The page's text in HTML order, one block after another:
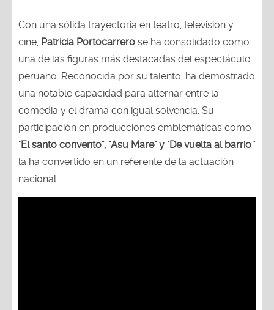
Con una sólida trayectoria en teatro, televisión y
cine, Patricia Portocarrero se ha consolidado como
una de las figuras más destacadas del espectáculo
peruano. Reconocida por su talento, ha demostrado
una notable capacidad para alternar entre la
comedia y el drama con igual solvencia. Su
participación en producciones emblemáticas como
"El santo convento", "Asu Mare" y "De vuelta al barrio"
la ha convertido en un referente de la actuación
nacional.